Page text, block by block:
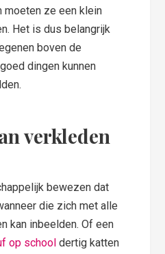
moeten ze een klein
Het is dus belangrijk
boven de
dingen kunnen
verkleden
bewezen dat
die zich met alle
kan inbeelden. Of een
op school dertig katten